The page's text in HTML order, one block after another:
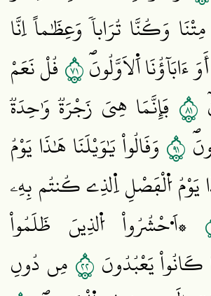
وَكُنَّا تُرَاباٗ وَعِظَٰماً اِنَّا
أَوَ ءَابَآؤُنَا اَ۬لَاوَّلُونَۖ١٧قُلْ نَعَمْ
١٨ فَإِنَّمَا هِيَ زَجْرَةٞ وَٰحِدَةٞ
١٩ وَقَالُواْ يَٰوَيْلَنَا هَٰذَا يَوْمُ
يَوْمُ اُ۬لْفَصْلِ اِ۬لذِے كُنتُم بِهِۦ
۞اَ۟حْشُرُواْ اُ۬لذِينَ ظَلَمُواْ
يَعْبُدُونَ ٢٢ مِن دُونِ